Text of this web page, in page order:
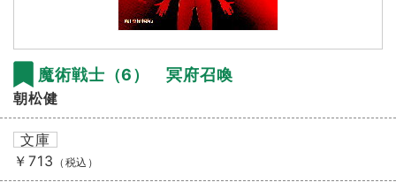
魔術戦士（6） 冥府召喚
朝松健
文庫
￥713 （税込）